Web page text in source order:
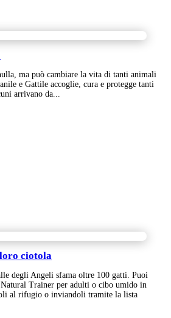
ma può cambiare la vita di tanti animali
e Gattile accoglie, cura e protegge tanti
arrivano da...
ciotola
degli Angeli sfama oltre 100 gatti. Puoi
Trainer per adulti o cibo umido in
al rifugio o inviandoli tramite la lista